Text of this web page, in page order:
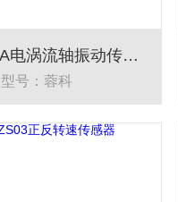
蓉科ZH1021A电涡流轴振动传感器
型号：蓉科